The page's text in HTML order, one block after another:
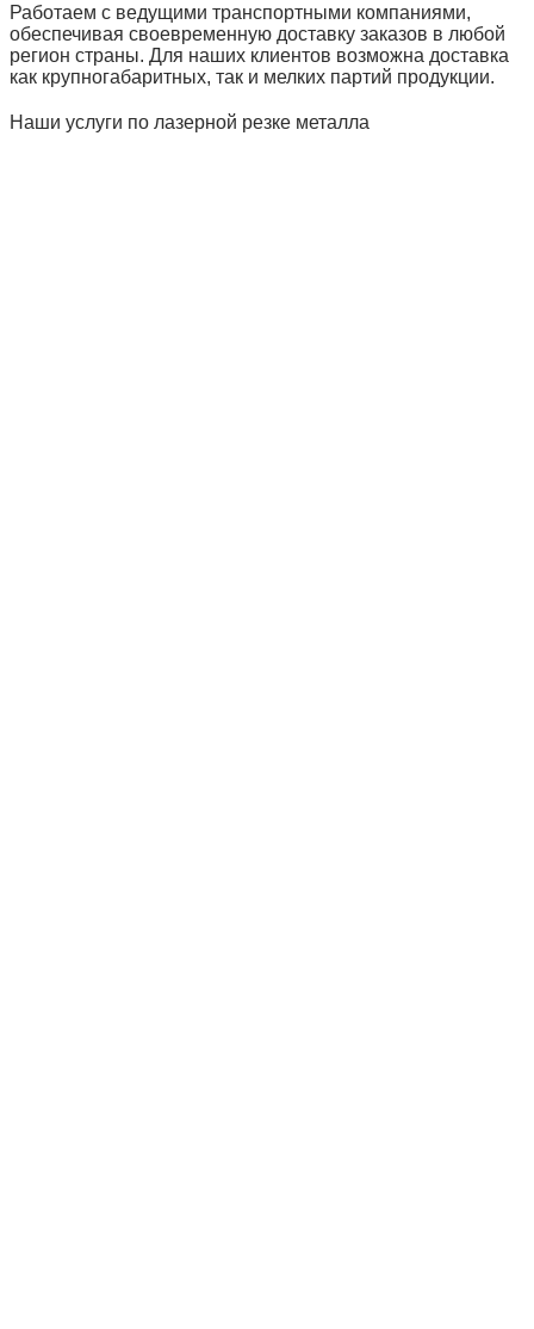
Работаем с ведущими транспортными компаниями,
обеспечивая своевременную доставку заказов в любой
регион страны. Для наших клиентов возможна доставка
как крупногабаритных, так и мелких партий продукции.
Наши услуги по лазерной резке металла